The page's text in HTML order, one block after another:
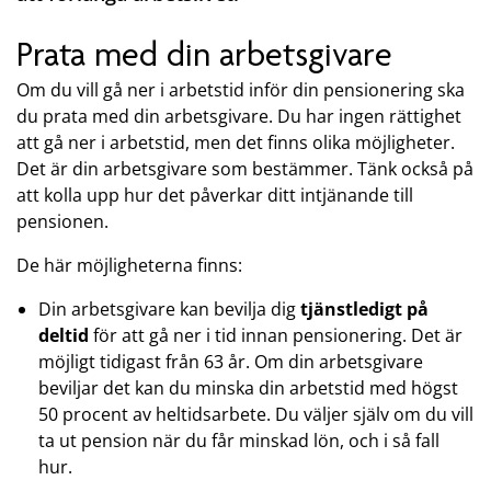
Prata med din arbetsgivare
Om du vill gå ner i arbetstid inför din pensionering ska
du prata med din arbetsgivare. Du har ingen rättighet
att gå ner i arbetstid, men det finns olika möjligheter.
Det är din arbetsgivare som bestämmer. Tänk också på
att kolla upp hur det påverkar ditt intjänande till
pensionen.
De här möjligheterna finns:
Din arbetsgivare kan bevilja digtjänstledigt på
deltid för att gå ner i tid innan pensionering. Det är
möjligt tidigast från 63 år. Om din arbetsgivare
beviljar det kan du minska din arbetstid med högst
50 procent av heltidsarbete. Du väljer själv om du vill
ta ut pension när du får minskad lön, och i så fall
hur.